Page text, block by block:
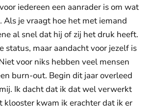
iedereen een aanrader is om wat
Als je vraagt hoe het met iemand
al snel dat hij of zij het druk heeft.
status, maar aandacht voor jezelf is
voor niks hebben veel mensen
burn-out. Begin dit jaar overleed
Ik dacht dat ik dat wel verwerkt
klooster kwam ik erachter dat ik er